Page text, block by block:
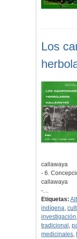
Los
callawaya
- 6.
callawaya
-…
Etiquetas:
indígena,
investigación,
tradicional ,
medicinales,